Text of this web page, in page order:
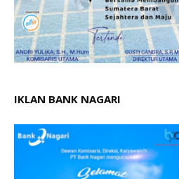
IKLAN BANK NAGARI